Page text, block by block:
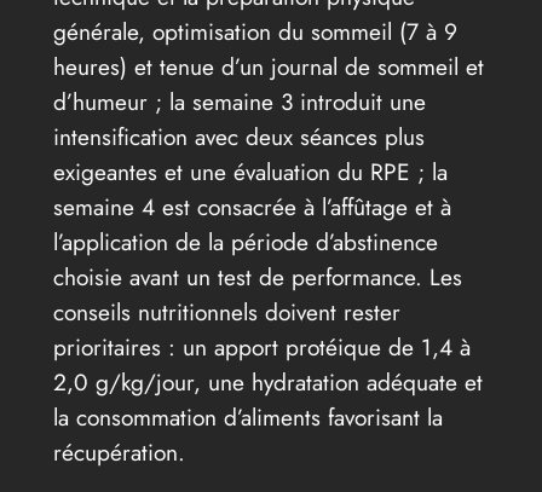
générale, optimisation du sommeil (7 à 9
heures) et tenue d’un journal de sommeil et
d’humeur ; la semaine 3 introduit une
intensification avec deux séances plus
exigeantes et une évaluation du RPE ; la
semaine 4 est consacrée à l’affûtage et à
l’application de la période d’abstinence
choisie avant un test de performance. Les
conseils nutritionnels doivent rester
prioritaires : un apport protéique de 1,4 à
2,0 g/kg/jour, une hydratation adéquate et
la consommation d’aliments favorisant la
récupération.